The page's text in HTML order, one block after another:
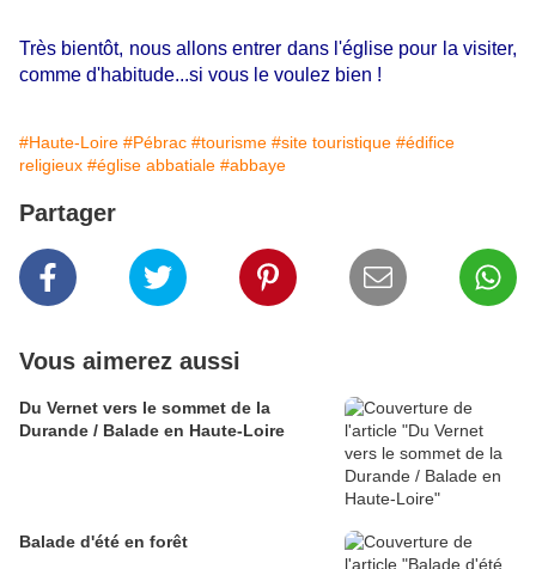
Très bientôt, nous allons entrer dans l'église pour la visiter,
comme d'habitude...si vous le voulez bien !
#Haute-Loire #Pébrac #tourisme #site touristique #édifice
religieux #église abbatiale #abbaye
Partager
Vous aimerez aussi
Du Vernet vers le sommet de la
Durande / Balade en Haute-Loire
Balade d'été en forêt